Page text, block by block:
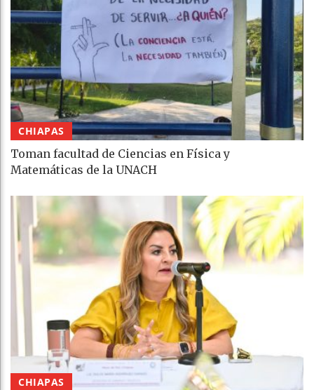
CHIAPAS
Toman facultad de Ciencias en Física y
Matemáticas de la UNACH
CHIAPAS